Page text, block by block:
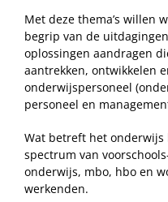
Met deze thema’s willen
begrip van de
oplossingen aandragen
aantrekken, ontwikkelen
onderwijspersoneel
personeel en
Wat betreft het
spectrum van
onderwijs, mbo, hbo en
werkenden.